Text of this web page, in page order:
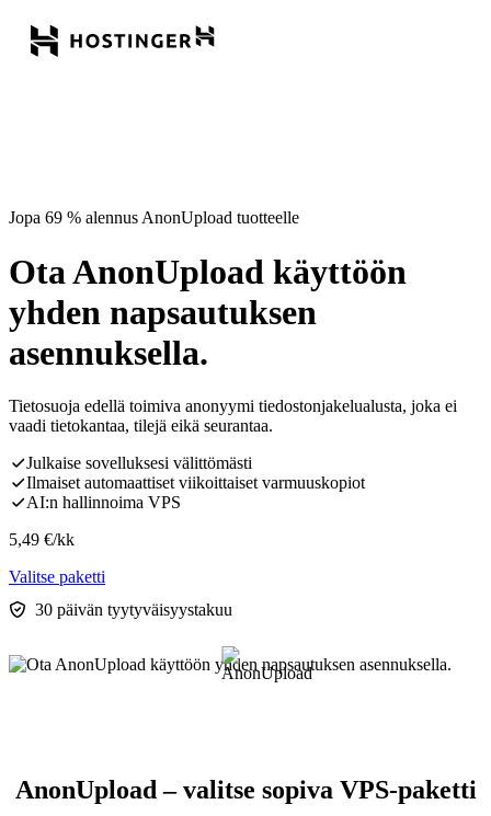
Jopa 69 % alennus AnonUpload tuotteelle
Ota AnonUpload käyttöön
yhden napsautuksen
asennuksella.
Tietosuoja edellä toimiva anonyymi tiedostonjakelualusta, joka ei
vaadi tietokantaa, tilejä eikä seurantaa.
Julkaise sovelluksesi välittömästi
Ilmaiset automaattiset viikoittaiset varmuuskopiot
AI:n hallinnoima VPS
5,49 €/kk
Valitse paketti
30 päivän tyytyväisyystakuu
AnonUpload – valitse sopiva VPS-paketti